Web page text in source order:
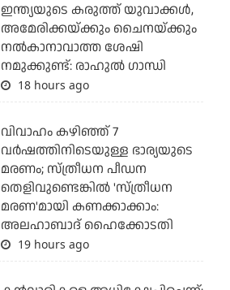
ഇന്ത്യയുടെ കരുത്ത് യുവാക്കള്‍,
അമേരിക്കയ്ക്കും ചൈനയ്ക്കും
നല്‍കാനാവാത്ത ശേഷി
നമുക്കുണ്ട്: രാഹുല്‍ ഗാന്ധി
18 hours ago
വിവാഹം കഴിഞ്ഞ് 7
വര്‍ഷത്തിനിടെയുള്ള ഭാര്യയുടെ
മരണം; സ്ത്രീധന പീഡന
തെളിവുണ്ടെങ്കില്‍ 'സ്ത്രീധന
മരണ'മായി കണക്കാക്കാം:
അലഹാബാദ് ഹൈക്കോടതി
19 hours ago